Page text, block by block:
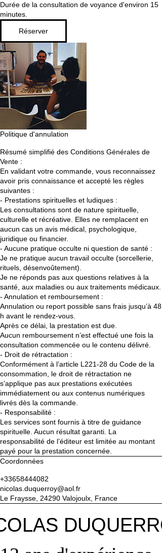
Durée de la consultation de voyance d'environ 15
minutes.
Réserver
Politique d'annulation
Résumé simplifié des Conditions Générales de
Vente :
En validant votre commande, vous reconnaissez
avoir pris connaissance et accepté les règles
suivantes :
- Prestations spirituelles et ludiques :
Les consultations sont de nature spirituelle,
culturelle et récréative. Elles ne remplacent en
aucun cas un avis médical, psychologique,
juridique ou financier.
- Aucune pratique occulte ni question de santé :
Je ne pratique aucun travail occulte (sorcellerie,
rituels, désenvoûtement).
Je ne réponds pas aux questions relatives à la
santé, aux maladies ou aux traitements médicaux.
- Annulation et remboursement :
Annulation ou report possible sans frais jusqu’à 48
h avant le rendez-vous.
Après ce délai, la prestation est due.
Aucun remboursement n’est effectué une fois la
consultation commencée ou le contenu délivré.
- Droit de rétractation :
Conformément à l’article L221-28 du Code de la
consommation, le droit de rétractation ne
s’applique pas aux prestations exécutées
immédiatement ou aux contenus numériques
livrés dès la commande.
- Responsabilité :
Les services sont fournis à titre de guidance
spirituelle. Aucun résultat garanti. La
responsabilité de l’éditeur est limitée au montant
payé pour la prestation concernée.
Coordonnées
+33658444082
nicolas.duquerroy@aol.fr
Le Fraysse, 24290 Valojoulx, France